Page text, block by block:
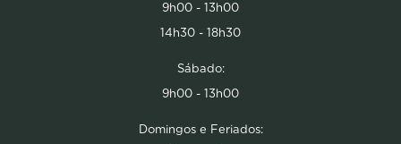
9h00 - 13h00
14h30 - 18h30
Sábado:
9h00 - 13h00
Domingos e Feriados: